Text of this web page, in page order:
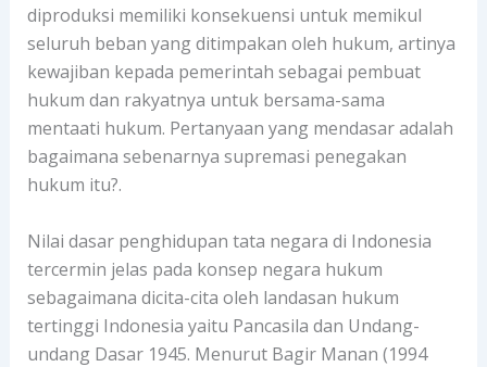
diproduksi memiliki konsekuensi untuk memikul
seluruh beban yang ditimpakan oleh hukum, artinya
kewajiban kepada pemerintah sebagai pembuat
hukum dan rakyatnya untuk bersama-sama
mentaati hukum. Pertanyaan yang mendasar adalah
bagaimana sebenarnya supremasi penegakan
hukum itu?.
Nilai dasar penghidupan tata negara di Indonesia
tercermin jelas pada konsep negara hukum
sebagaimana dicita-cita oleh landasan hukum
tertinggi Indonesia yaitu Pancasila dan Undang-
undang Dasar 1945. Menurut Bagir Manan (1994